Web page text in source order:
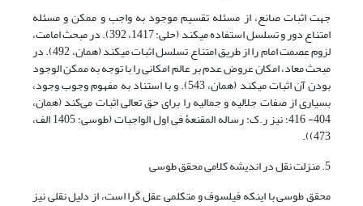
جهت اثبات صانع، از مسئله تقسیم موجود به واجب و ممکن و مسئله
امتناع دور و تسلسل استفاده می‎کند (حلی: 1417، 392). در مبحث امامت،
لزوم عصمت امام را از طریق امتناع تسلسل اثبات می‎کند (همان، 492). در
مبحث معاد، امکان عروض عدم بر عالم امکانی را با توجه به ممکن الوجود
بودن آن اثبات می‎کند (همان، 543). و با استناد به مفهوم وجوب وجود،
بسیاری از صفات جلالیه و جمالیه را برای حق تعالی اثبات می‌کند (همان،
404- 416؛ نیز ر.ک: رساله المقنعۀ فی اول الواجبات (طوسی: 1405 الف،
473)).
5. منزلت نقل در اندیشه کلامی محقق طوسی
محقق طوسی با این‏که فیلسوف و متکلمی عقل گرا است، از دلیل نقلی نیز